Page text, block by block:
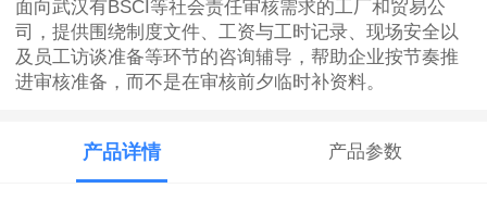
面向武汉有BSCI等社会责任审核需求的工厂和贸易公
司，提供围绕制度文件、工资与工时记录、现场安全以
及员工访谈准备等环节的咨询辅导，帮助企业按节奏推
进审核准备，而不是在审核前夕临时补资料。
产品详情 产品参数